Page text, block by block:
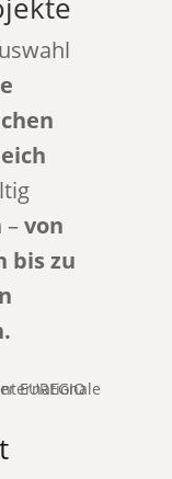
–von
bis zu